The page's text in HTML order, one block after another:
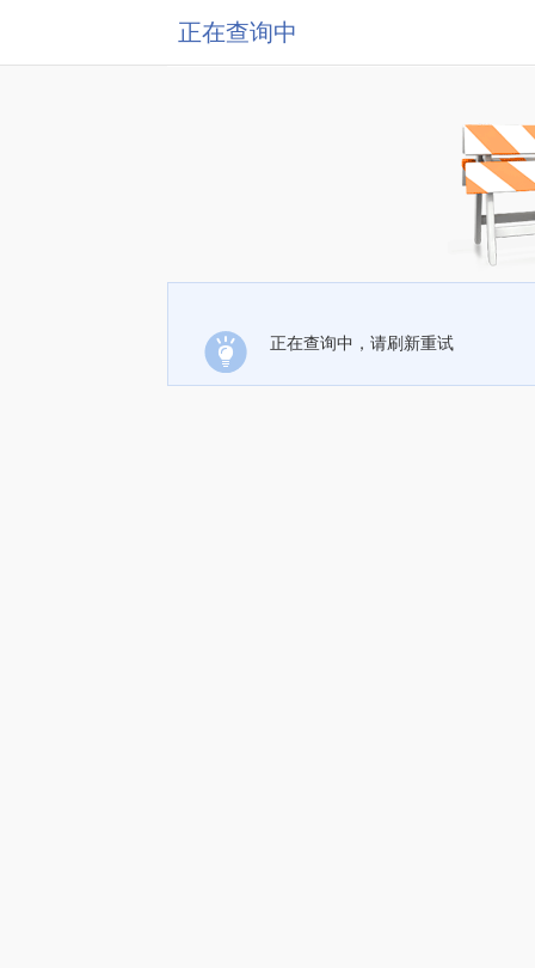
正在查询中
正在查询中，请刷新重试